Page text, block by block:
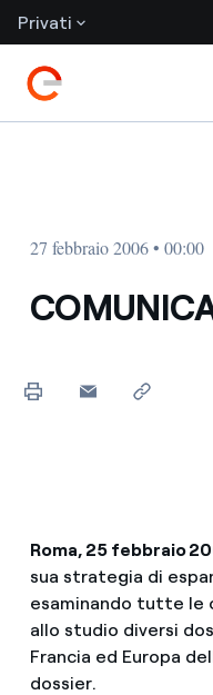
Privati
27 febbraio 2006 • 00:00
Roma, 25 febbraio
sua strategia di
esaminando tutte le
allo studio diversi
Francia ed Europa
dossier.